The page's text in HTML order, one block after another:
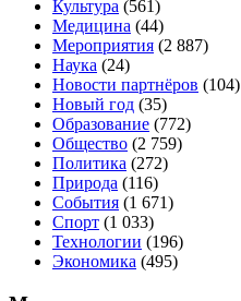
Культура (561)
Медицина (44)
Мероприятия (2 887)
Наука (24)
Новости партнёров (104)
Новый год (35)
Образование (772)
Общество (2 759)
Политика (272)
Природа (116)
События (1 671)
Спорт (1 033)
Технологии (196)
Экономика (495)